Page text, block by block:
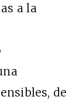
a la
de